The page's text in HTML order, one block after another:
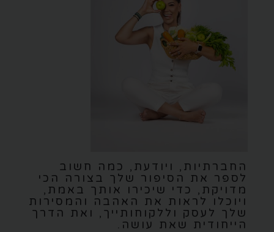
החברתיות, ויודעת, כמה חשוב
לספר את הסיפור שלך בצורה הכי
מדויקת, כדי שיכירו אותך באמת,
ויוכלו לראות את האהבה והמסירות
שלך לעסק וללקוחותייך, ואת הדרך
הייחודית שאת עושה.